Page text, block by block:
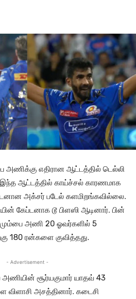
அணிக்கு எதிரான ஆட்டத்தில் டெல்லி
ஆட்டத்தில் காய்ச்சல் காரணமாக
அக்சர் படேல் களமிறங்கவில்லை.
கேப்டனாக டூ பிளஸி ஆடினார். பின்
மும்பை அணி 20 ஓவர்களில் 5
180 ரன்களை குவித்தது.
- Advertisement -
அணியின் சூர்யகுமார் யாதவ் 43
விளாசி அசத்தினார். கடைசி